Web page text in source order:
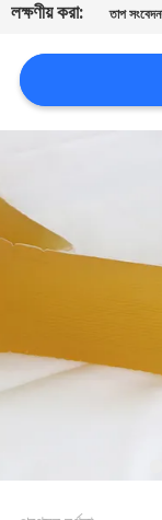
একটি
উদ্ধৃতি
অনুরোধ
ম্যাপ
লক্ষণীয় করা: তাপ